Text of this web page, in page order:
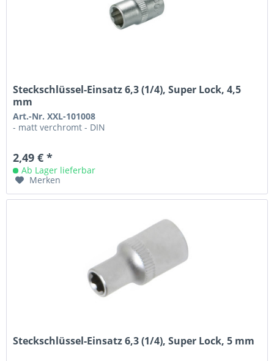
Steckschlüssel-Einsatz 6,3 (1/4), Super Lock, 4,5
mm
Art.-Nr. XXL-101008
- matt verchromt - DIN
2,49 € *
Ab Lager lieferbar
Merken
Steckschlüssel-Einsatz 6,3 (1/4), Super Lock, 5 mm